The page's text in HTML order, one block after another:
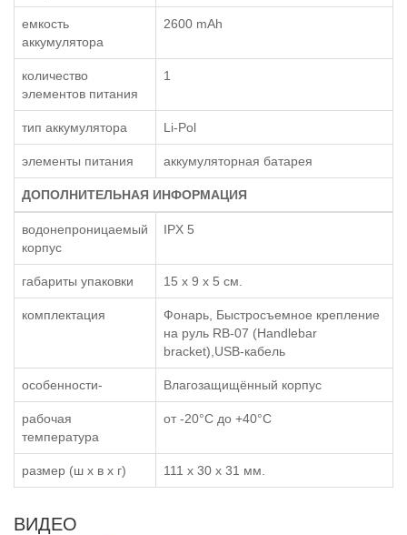
емкость
аккумулятора
2600 mAh
количество
элементов питания
1
тип аккумулятора Li-Pol
элементы питания аккумуляторная батарея
ДОПОЛНИТЕЛЬНАЯ ИНФОРМАЦИЯ
водонепроницаемый
корпус
IPX 5
габариты упаковки 15 x 9 x 5 см.
комплектация
Фонарь, Быстросъемное крепление
на руль RB-07 (Handlebar
bracket),USB-кабель
особенности- Влагозащищённый корпус
рабочая
температура
от -20°C до +40°C
размер (ш x в x г) 111 x 30 x 31 мм.
ВИДЕО